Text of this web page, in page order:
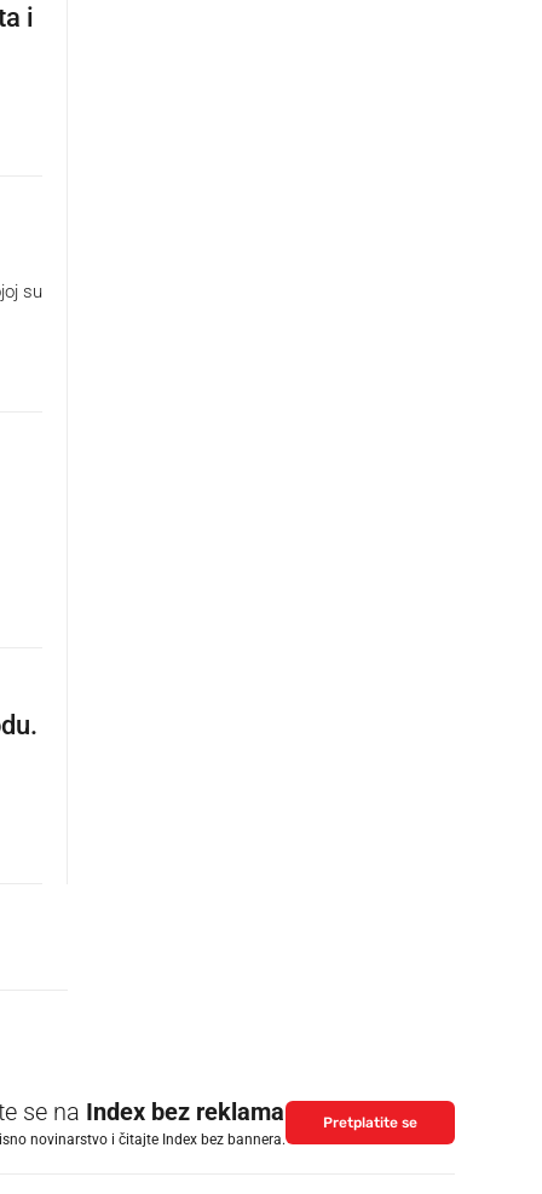
i
su
se na Index bez reklama
novinarstvo i čitajte Index bez bannera.
Pretplatite se